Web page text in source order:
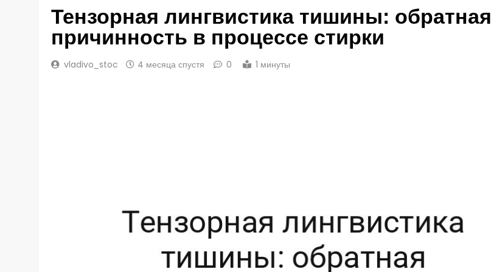
Тензорная лингвистика тишины: обратная
причинность в процессе стирки
vladivo_stoc 4 месяца спустя 0 1 минуты